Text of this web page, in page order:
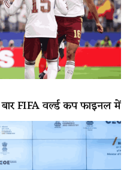
FIFA वर्ल्ड कप फाइनल में